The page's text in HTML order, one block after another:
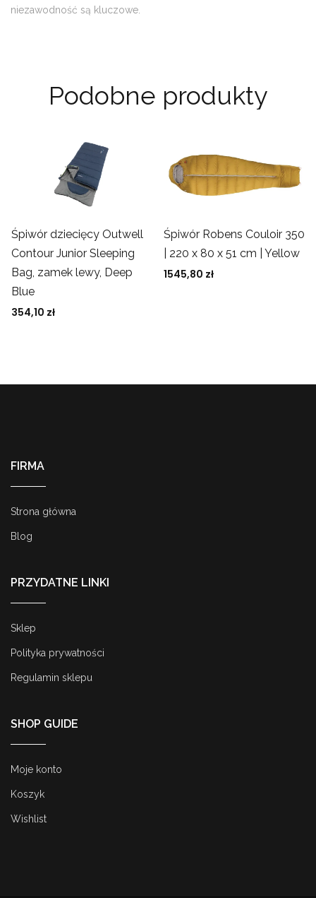
niezawodność są kluczowe.
Podobne produkty
Śpiwór dziecięcy Outwell
Contour Junior Sleeping
Bag, zamek lewy, Deep
Blue
354,10 zł
Śpiwór Robens Couloir 350
| 220 x 80 x 51 cm | Yellow
1545,80 zł
FIRMA
Strona główna
Blog
PRZYDATNE LINKI
Sklep
Polityka prywatności
Regulamin sklepu
SHOP GUIDE
Moje konto
Koszyk
Wishlist